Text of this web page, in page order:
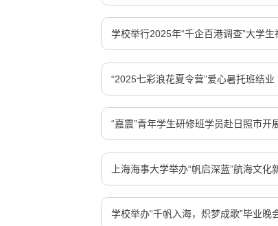
学校举行2025年“千企百港调查”大学
“2025七彩浪花夏令营”爱心暑托班结业
“嘉震”青年学生研修班学员赴日照市开
上海海事大学举办“帆启深蓝”航海文
学校举办“千帆入海，炽梦成歌”毕业晚